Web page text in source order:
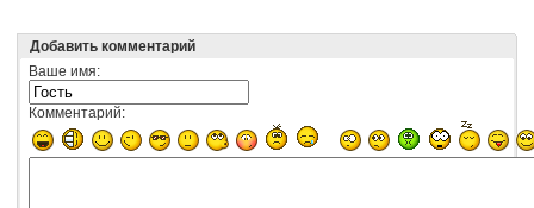
Добавить комментарий
Ваше имя:
Комментарий: